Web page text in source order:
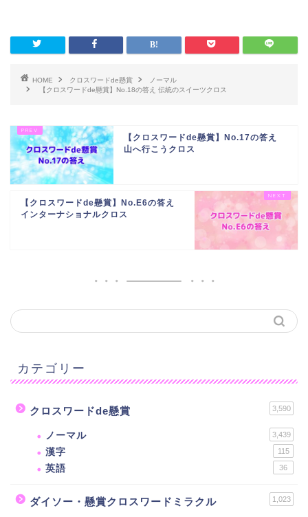
HOME クロスワードde懸賞
ノーマル
【クロスワードde懸賞】No.18の答え 伝統のスイーツクロス
【クロスワードde懸賞】No.17の答え
山へ行こうクロス
【クロスワードde懸賞】No.E6の答え
インターナショナルクロス
カテゴリー
クロスワードde懸賞 3,590
ノーマル 3,439
漢字 115
英語 36
ダイソー・懸賞クロスワードミラクル 1,023